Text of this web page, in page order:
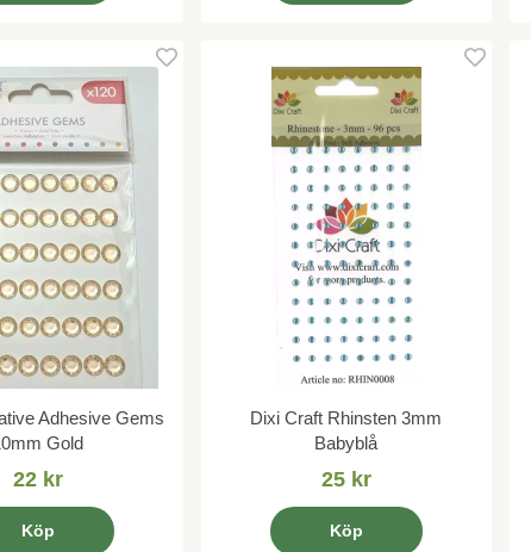
Adhesive Gems
Gold
22 kr
Köp
Dixi Craft Rhinsten 3mm
Babyblå
25 kr
Köp